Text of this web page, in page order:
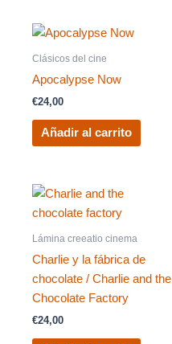
Clásicos del cine
Apocalypse Now
€24,00
Añadir al carrito
Lámina creeatio cinema
Charlie y la fábrica de
chocolate / Charlie and the
Chocolate Factory
€24,00